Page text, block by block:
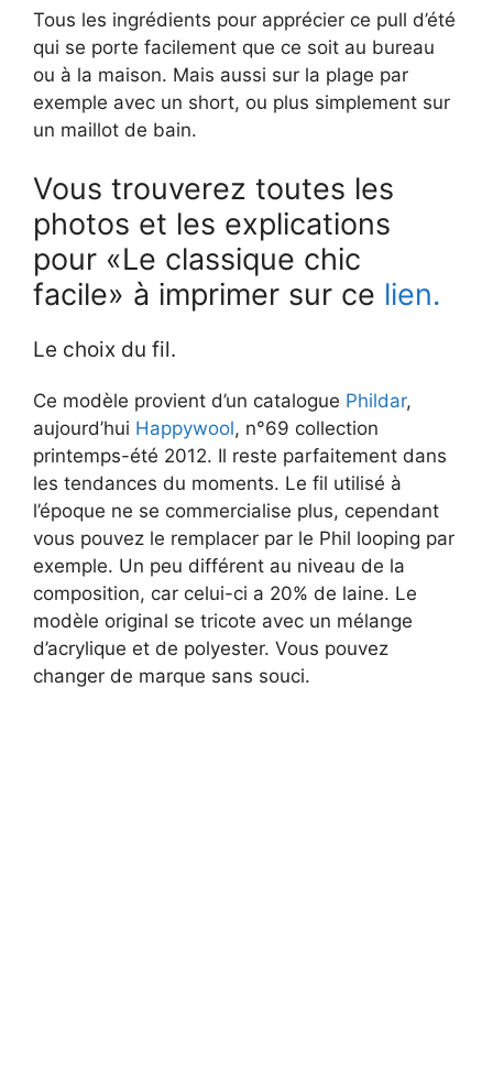
Tous les ingrédients pour apprécier ce pull d’été
qui se porte facilement que ce soit au bureau
ou à la maison. Mais aussi sur la plage par
exemple avec un short, ou plus simplement sur
un maillot de bain.
Vous trouverez toutes les
photos et les explications
pour «Le classique chic
facile» à imprimer sur ce lien.
Le choix du fil.
Ce modèle provient d’un catalogue Phildar,
aujourd’hui Happywool, n°69 collection
printemps-été 2012. Il reste parfaitement dans
les tendances du moments. Le fil utilisé à
l’époque ne se commercialise plus, cependant
vous pouvez le remplacer par le Phil looping par
exemple. Un peu différent au niveau de la
composition, car celui-ci a 20% de laine. Le
modèle original se tricote avec un mélange
d’acrylique et de polyester. Vous pouvez
changer de marque sans souci.